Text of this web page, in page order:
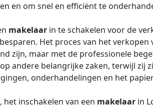
en om snel en efficiënt te
makelaar in te schakelen voor de
Het proces van het
zijn, maar met de professionele
andere belangrijke zaken, terwijl zij
onderhandelingen en het
het inschakelen van een makelaar in